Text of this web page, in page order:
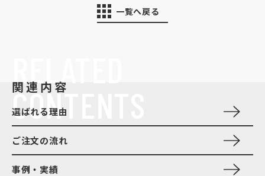
一覧へ戻る
CONTENTS
関連内容
選ばれる理由
ご注文の流れ
事例・実績